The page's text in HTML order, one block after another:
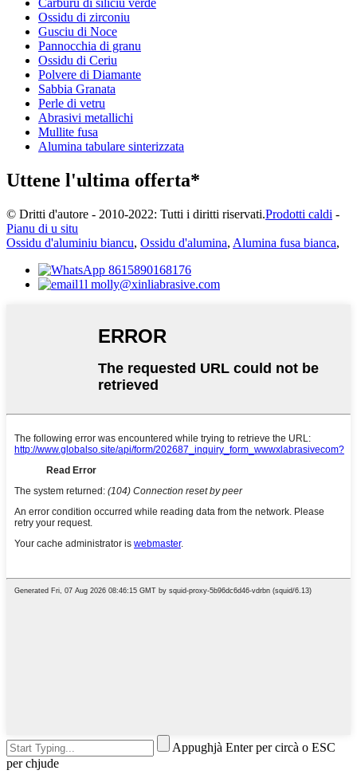
Ossidu di zirconiu
Gusciu di Noce
Pannocchia di granu
Ossidu di Ceriu
Polvere di Diamante
Sabbia Granata
Perle di vetru
Abrasivi metallichi
Mullite fusa
Alumina tabulare sinterizzata
Uttene l'ultima offerta*
© Dritti d'autore - 2010-2022: Tutti i diritti riservati.Prodotti caldi -
Pianu di u situ
Ossidu d'aluminiu biancu, Ossidu d'alumina, Alumina fusa bianca,
8615890168176
molly@xinliabrasive.com
Appughjà Enter per circà o ESC
per chjude